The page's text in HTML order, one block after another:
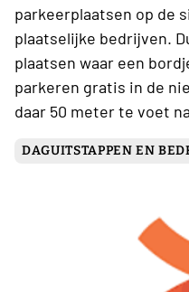
parkeerplaatsen op de
plaatselijke bedrijven.
plaatsen waar een
parkeren gratis in de
daar 50 meter te voet
DAGUITSTAPPEN EN